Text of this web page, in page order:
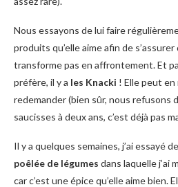
Nous essayons de lui faire
produits qu’elle aime afin de
transforme pas en affrontement. Et
préfère, il y a les Knacki ! Elle peut
redemander (bien sûr, nous refusons
saucisses à deux ans, c’est déjà pas
Il y a quelques semaines, j’ai essayé
poêlée de légumes dans laquelle j’ai
car c’est une épice qu’elle aime bien.